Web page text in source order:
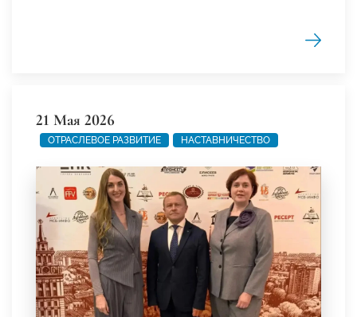
21 Мая 2026
ОТРАСЛЕВОЕ РАЗВИТИЕ НАСТАВНИЧЕСТВО